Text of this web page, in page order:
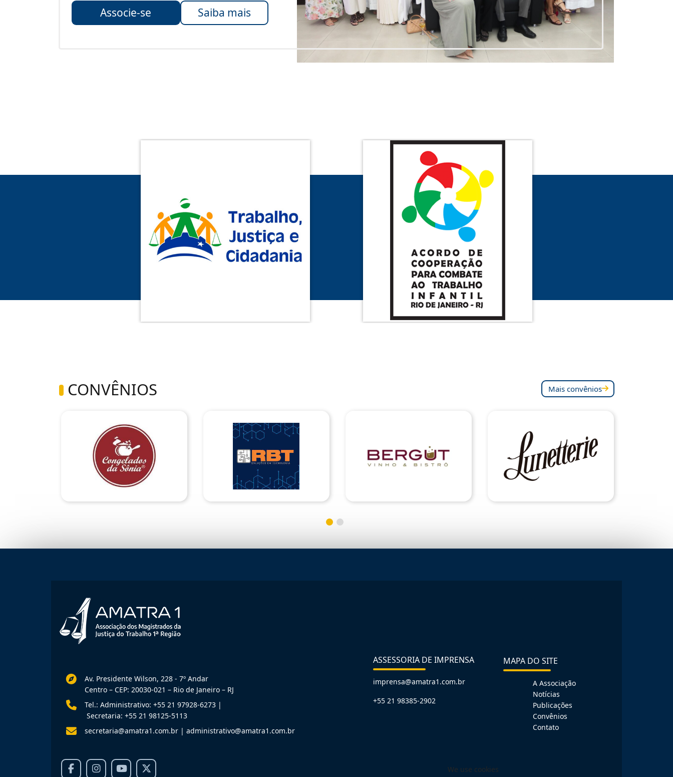
Associe-se
Saiba mais
CONVÊNIOS Mais convênios
Av. Presidente Wilson, 228 - 7º Andar
Centro – CEP: 20030-021 – Rio de Janeiro – RJ
Tel.: Administrativo: +55 21 97928-6273 |
Secretaria: +55 21 98125-5113
secretaria@amatra1.com.br | administrativo@amatra1.com.br
ASSESSORIA DE IMPRENSA
imprensa@amatra1.com.br
+55 21 98385-2902
MAPA DO SITE
A Associação
Notícias
Publicações
Convênios
Contato
We use cookies